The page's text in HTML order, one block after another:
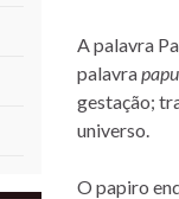
A palavra
palavra
gestação;
universo.
O papiro